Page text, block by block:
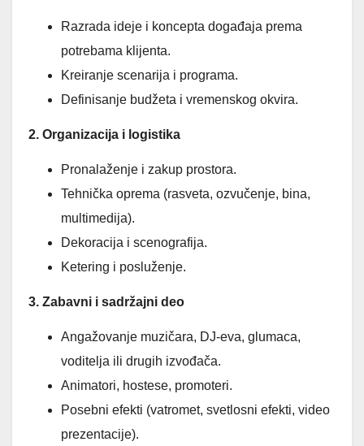
Razrada ideje i koncepta događaja prema
potrebama klijenta.
Kreiranje scenarija i programa.
Definisanje budžeta i vremenskog okvira.
2. Organizacija i logistika
Pronalaženje i zakup prostora.
Tehnička oprema (rasveta, ozvučenje, bina,
multimedija).
Dekoracija i scenografija.
Ketering i posluženje.
3. Zabavni i sadržajni deo
Angažovanje muzičara, DJ-eva, glumaca,
voditelja ili drugih izvođača.
Animatori, hostese, promoteri.
Posebni efekti (vatromet, svetlosni efekti, video
prezentacije).